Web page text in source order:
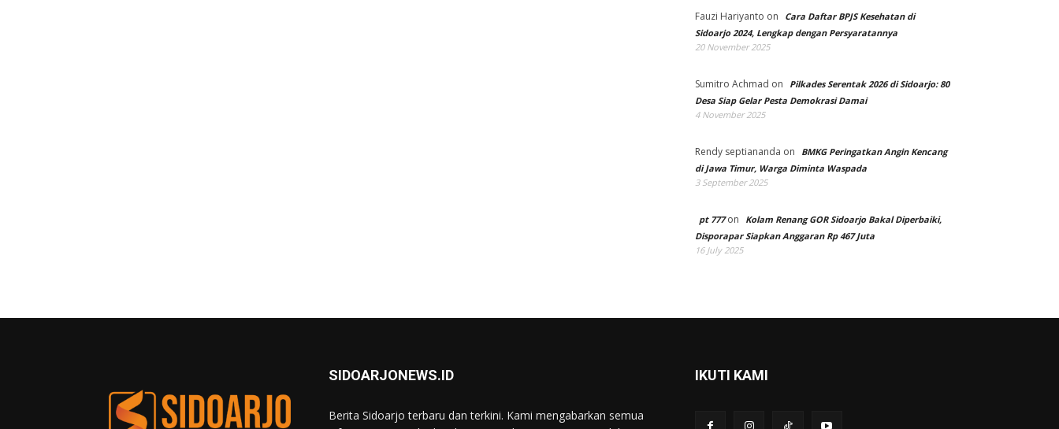
Fauzi Hariyanto on
Cara Daftar BPJS Kesehatan di
Sidoarjo 2024, Lengkap dengan Persyaratannya
20 November 2025
Sumitro Achmad on
Pilkades Serentak 2026 di Sidoarjo: 80
Desa Siap Gelar Pesta Demokrasi Damai
4 November 2025
Rendy septiananda on
BMKG Peringatkan Angin Kencang
di Jawa Timur, Warga Diminta Waspada
3 September 2025
pt 777on
Kolam Renang GOR Sidoarjo Bakal Diperbaiki,
Disporapar Siapkan Anggaran Rp 467 Juta
16 July 2025
SIDOARJONEWS.ID
Berita Sidoarjo terbaru dan terkini. Kami mengabarkan semua
IKUTI KAMI